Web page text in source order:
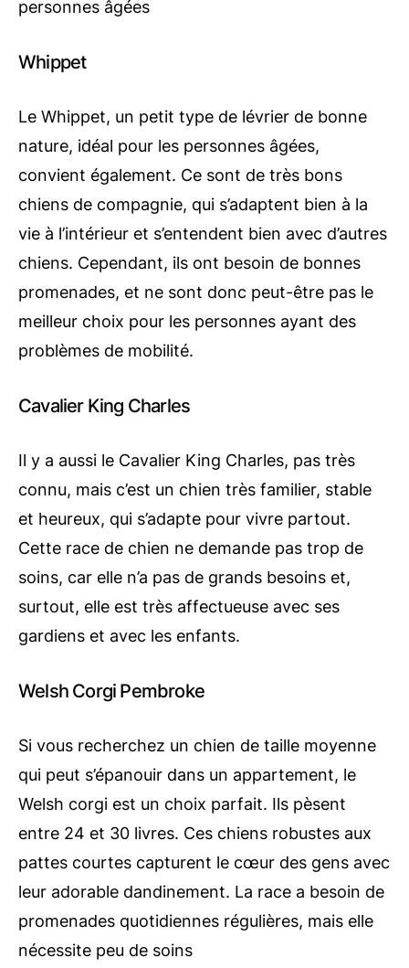
personnes âgées
Whippet
Le Whippet, un petit type de lévrier de bonne
nature, idéal pour les personnes âgées,
convient également. Ce sont de très bons
chiens de compagnie, qui s’adaptent bien à la
vie à l’intérieur et s’entendent bien avec d’autres
chiens. Cependant, ils ont besoin de bonnes
promenades, et ne sont donc peut-être pas le
meilleur choix pour les personnes ayant des
problèmes de mobilité.
Cavalier King Charles
Il y a aussi le Cavalier King Charles, pas très
connu, mais c’est un chien très familier, stable
et heureux, qui s’adapte pour vivre partout.
Cette race de chien ne demande pas trop de
soins, car elle n’a pas de grands besoins et,
surtout, elle est très affectueuse avec ses
gardiens et avec les enfants.
Welsh Corgi Pembroke
Si vous recherchez un chien de taille moyenne
qui peut s’épanouir dans un appartement, le
Welsh corgi est un choix parfait. Ils pèsent
entre 24 et 30 livres. Ces chiens robustes aux
pattes courtes capturent le cœur des gens avec
leur adorable dandinement. La race a besoin de
promenades quotidiennes régulières, mais elle
nécessite peu de soins